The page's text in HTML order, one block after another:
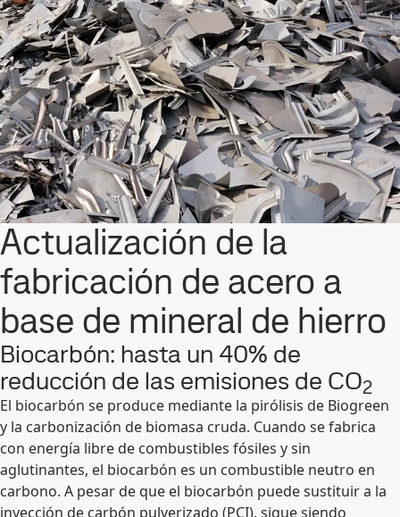
Actualización de la
fabricación de acero a
base de mineral de hierro
Biocarbón: hasta un 40% de
reducción de las emisiones de CO2
El biocarbón se produce mediante la pirólisis de Biogreen
y la carbonización de biomasa cruda. Cuando se fabrica
con energía libre de combustibles fósiles y sin
aglutinantes, el biocarbón es un combustible neutro en
carbono. A pesar de que el biocarbón puede sustituir a la
inyección de carbón pulverizado (PCI), sigue siendo